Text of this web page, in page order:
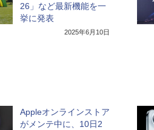
26」など最新機能を一
挙に発表
2025年6月10日
Appleオンラインストア
がメンテ中に、10日2